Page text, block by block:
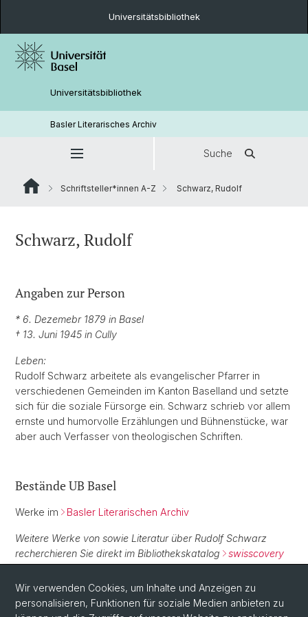
Universitätsbibliothek
Universitätsbibliothek
Basler Literarisches Archiv
Suche
Schriftsteller*innen A-Z Schwarz, Rudolf
Schwarz, Rudolf
Angaben zur Person
* 6. Dezemebr 1879 in Basel
† 13. Juni 1945 in Cully
Leben:
Rudolf Schwarz arbeitete als evangelischer Pfarrer in
verschiedenen Gemeinden im Kanton Baselland und setzte
sich für die soziale Fürsorge ein. Schwarz schrieb vor allem
ernste und humorvolle Erzählungen und Bühnenstücke, war
aber auch Verfasser von theologischen Schriften.
Bestände UB Basel
Werke im Basler Literarischen Archiv
Weitere Werke von sowie Literatur über Rudolf Schwarz
recherchieren Sie direkt im Bibliothekskatalog
swisscovery
Basel.
Wir verwenden Cookies, um Inhalte und Anzeigen zu
personalisieren, Funktionen für soziale Medien anbieten zu